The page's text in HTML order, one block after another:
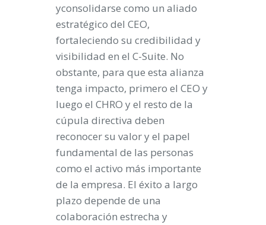
yconsolidarse como un aliado
estratégico del CEO,
fortaleciendo su credibilidad y
visibilidad en el C-Suite. No
obstante, para que esta alianza
tenga impacto, primero el CEO y
luego el CHRO y el resto de la
cúpula directiva deben
reconocer su valor y el papel
fundamental de las personas
como el activo más importante
de la empresa. El éxito a largo
plazo depende de una
colaboración estrecha y